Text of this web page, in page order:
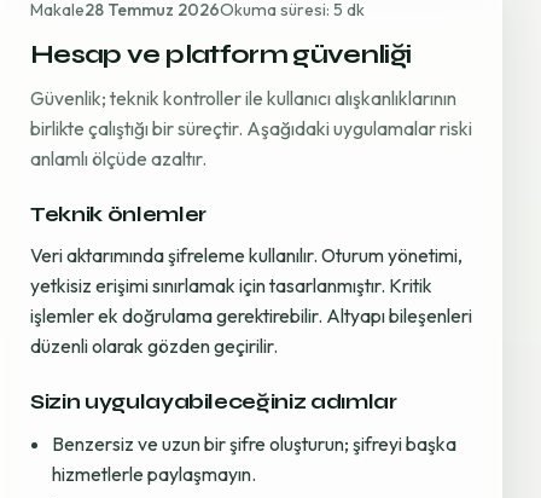
Makale28 Temmuz 2026Okuma süresi: 5 dk
Hesap ve platform güvenliği
Güvenlik; teknik kontroller ile kullanıcı alışkanlıklarının
birlikte çalıştığı bir süreçtir. Aşağıdaki uygulamalar riski
anlamlı ölçüde azaltır.
Teknik önlemler
Veri aktarımında şifreleme kullanılır. Oturum yönetimi,
yetkisiz erişimi sınırlamak için tasarlanmıştır. Kritik
işlemler ek doğrulama gerektirebilir. Altyapı bileşenleri
düzenli olarak gözden geçirilir.
Sizin uygulayabileceğiniz adımlar
Benzersiz ve uzun bir şifre oluşturun; şifreyi başka
hizmetlerle paylaşmayın.